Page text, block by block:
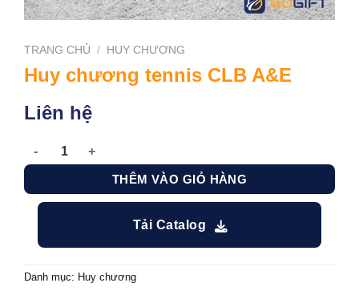
TRANG CHỦ / HUY CHƯƠNG
Huy chương tennis CLB A&E
Liên hệ
Huy chương tennis CLB A&E số lượng
THÊM VÀO GIỎ HÀNG
Tải Catalog
Danh mục: Huy chương